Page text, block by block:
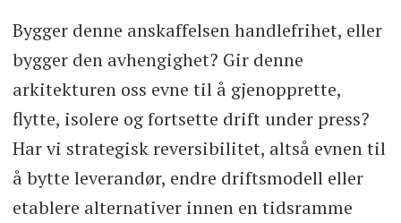
Bygger denne anskaffelsen handlefrihet, eller
bygger den avhengighet? Gir denne
arkitekturen oss evne til å gjenopprette,
flytte, isolere og fortsette drift under press?
Har vi strategisk reversibilitet, altså evnen til
å bytte leverandør, endre driftsmodell eller
etablere alternativer innen en tidsramme